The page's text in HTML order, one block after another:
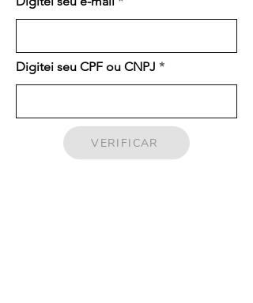
Digitei seu CPF ou CNPJ
VERIFICAR